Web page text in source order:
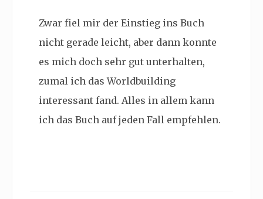
Zwar fiel mir der Einstieg ins Buch
nicht gerade leicht, aber dann konnte
es mich doch sehr gut unterhalten,
zumal ich das Worldbuilding
interessant fand. Alles in allem kann
ich das Buch auf jeden Fall empfehlen.